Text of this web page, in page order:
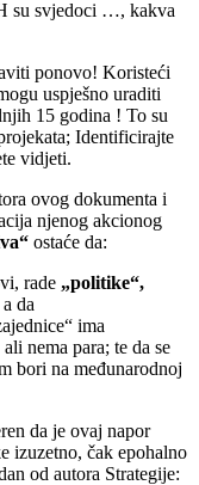
su svjedoci …, kakva
ponovo! Koristeći
uspješno uraditi
15 godina ! To su
Identificirajte
vidjeti.
ovog dokumenta i
njenog akcionog
ostaće da:
rade „politike“,
a da
ima
nema para; te da se
bori na međunarodnoj
da je ovaj napor
izuzetno, čak epohalno
od autora Strategije: